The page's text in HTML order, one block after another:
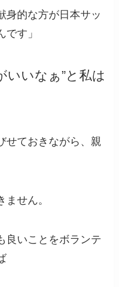
身的な方が日本サッ
す」
いいなぁ”と私は
せておきながら、親
せん。
良いことをボランテ